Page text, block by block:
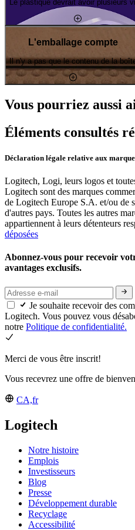
Le plastique devrait avoir plusieurs
L'emballage compte
Il n'y a pas que le contenu de la
Vous pourriez aussi
Éléments consultés
Déclaration légale relative aux
Logitech, Logi, leurs logos et
Logitech sont des marques
de Logitech Europe S.A. et/ou de
d'autres pays. Toutes les autres
appartiennent à leurs détenteurs
déposées
Abonnez-vous pour recevoir
avantages exclusifs.
Je souhaite recevoir des
Logitech. Vous pouvez vous
notre Politique de confidentialité.
Merci de vous être inscrit!
Vous recevrez une offre de
CA,fr
Logitech
Notre histoire
Emplois
Investisseurs
Blog
Presse
Développement durable
Recyclage
Accessibilité